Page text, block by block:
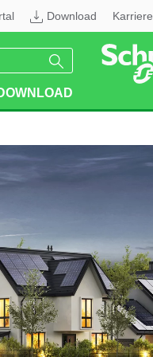
Download Karriere